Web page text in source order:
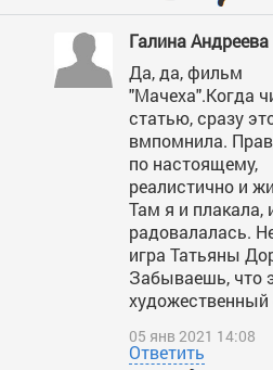
Галина Андреева
Да, да, фильм
"Мачеха".Когда
статью, сразу
вмпомнила.
по настоящему,
реалистично и
Там я и плакала,
радовалалась.
игра Татьяны
Забываешь, что
05 янв 2021 14:08
Ответить